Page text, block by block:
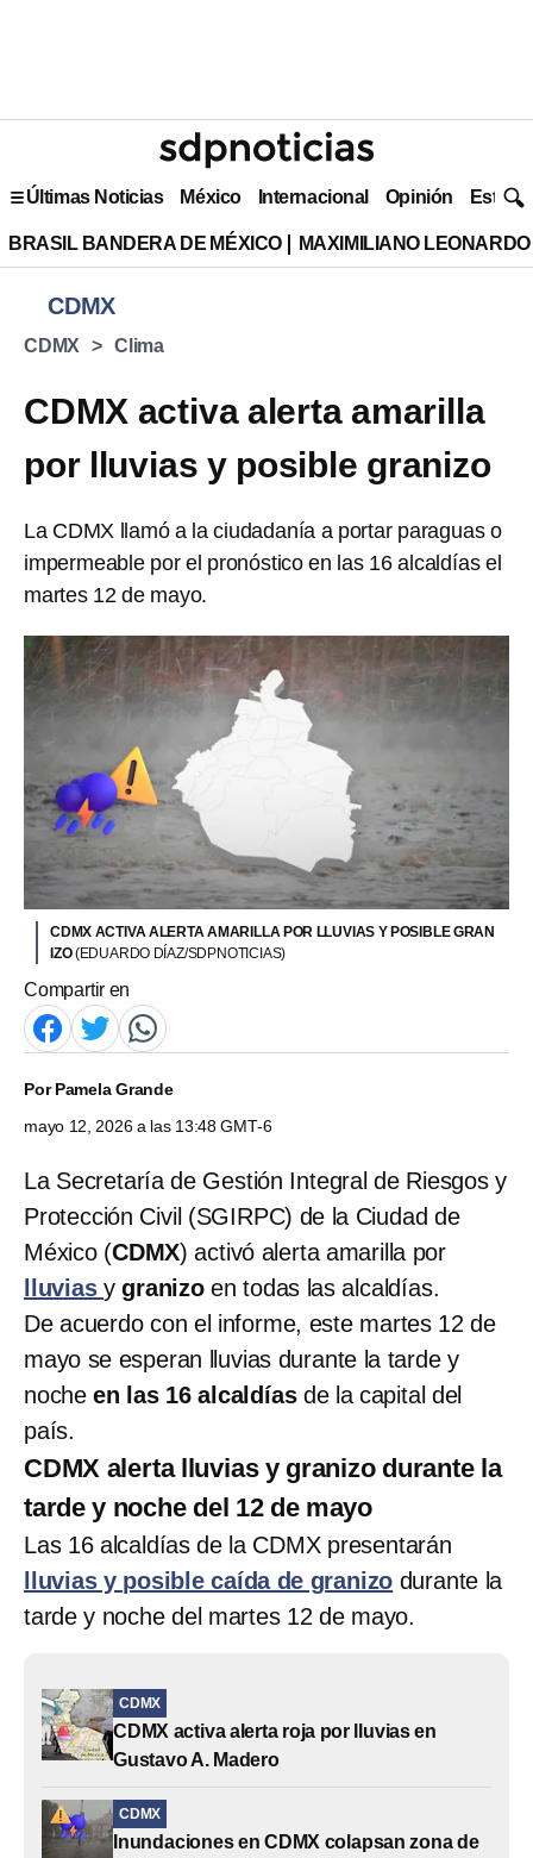
Últimas Noticias México Internacional Opinión Estilo
BRASIL BANDERA DE MÉXICO MAXIMILIANO
CDMX
CDMX Clima
CDMX activa alerta amarilla
por lluvias y posible granizo
La CDMX llamó a la ciudadanía a portar paraguas o
impermeable por el pronóstico en las 16 alcaldías el
martes 12 de mayo.
CDMX ACTIVA ALERTA AMARILLA POR LLUVIAS Y POSIBLE GRAN
IZO(EDUARDO DÍAZ/SDPNOTICIAS)
Compartir en
PorPamela Grande
mayo 12, 2026 a las 13:48 GMT-6
La Secretaría de Gestión Integral de Riesgos y
Protección Civil (SGIRPC) de la Ciudad de
México (CDMX) activó alerta amarilla por
lluvias ygranizoen todas las alcaldías.
De acuerdo con el informe, este martes 12 de
mayo se esperan lluvias durante la tarde y
nocheen las 16 alcaldíasde la capital del
país.
CDMX alerta lluvias y granizo durante la
tarde y noche del 12 de mayo
Las 16 alcaldías de la CDMX presentarán
lluvias y posible caída de granizo durante la
tarde y noche del martes 12 de mayo.
CDMX
CDMX activa alerta roja por lluvias en
Gustavo A. Madero
CDMX
Inundaciones en CDMX colapsan zona de